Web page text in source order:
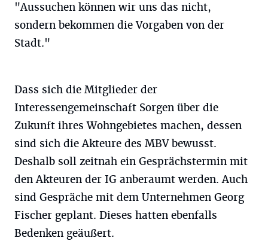
"Aussuchen können wir uns das nicht,
sondern bekommen die Vorgaben von der
Stadt."
Dass sich die Mitglieder der
Interessengemeinschaft Sorgen über die
Zukunft ihres Wohngebietes machen, dessen
sind sich die Akteure des MBV bewusst.
Deshalb soll zeitnah ein Gesprächstermin mit
den Akteuren der IG anberaumt werden. Auch
sind Gespräche mit dem Unternehmen Georg
Fischer geplant. Dieses hatten ebenfalls
Bedenken geäußert.